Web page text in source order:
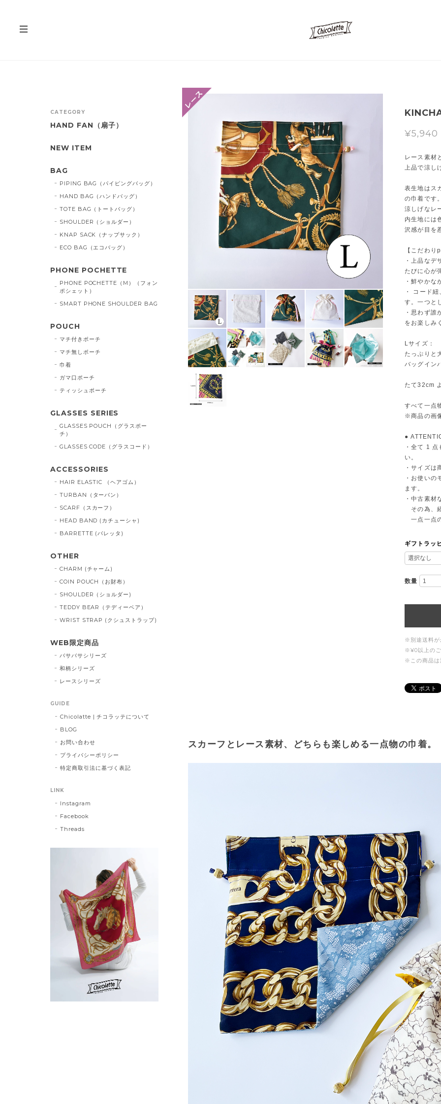
¥5,940
レース素材
上品で涼し
表生地はス
の巾着です
涼しげなレ
内生地には
沢感が目を
【こだわ
・上品なデ
たびに心が
・鮮やかな
・ コード
す。一つと
・思わず誰
をお楽しみ
Lサイズ：
たっぷりと
バッグイン
たて32cm
すべて一点
※商品の画
●
・全て 1
い。
・サイズは
・お使いの
ます。
・中古素材
その為、
一点一点
ギフトラッ
数量
※別途送料が
※¥0以上のご
※この商品は
スカーフとレース素材、どちらも楽しめる一点物の巾着。
CATEGORY
HAND FAN（扇子）
NEW ITEM
BAG
PIPING BAG（パイピングバッグ）
HAND BAG（ハンドバッグ）
TOTE BAG（トートバッグ）
SHOULDER（ショルダー）
KNAP SACK（ナップサック）
ECO BAG（エコバッグ）
PHONE POCHETTE
PHONE POCHETTE（M）（フォン
ポシェット）
SMART PHONE SHOULDER BAG
POUCH
マチ付きポーチ
マチ無しポーチ
巾着
ガマ口ポーチ
ティッシュポーチ
GLASSES SERIES
GLASSES POUCH（グラスポー
チ）
GLASSES CODE（グラスコード）
ACCESSORIES
HAIR ELASTIC （ヘアゴム）
TURBAN（ターバン）
SCARF（スカーフ）
HEAD BAND (カチューシャ)
BARRETTE (バレッタ)
OTHER
CHARM (チャーム)
COIN POUCH（お財布）
SHOULDER（ショルダー)
TEDDY BEAR（テディーベア）
WRIST STRAP (クシュストラップ)
WEB限定商品
バサバサシリーズ
和柄シリーズ
レースシリーズ
GUIDE
Chicolatte | チコラッテについて
BLOG
お問い合わせ
プライバシーポリシー
特定商取引法に基づく表記
LINK
Instagram
Facebook
Threads